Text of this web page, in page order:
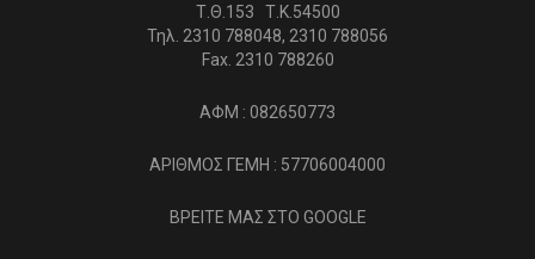
Τ.Θ.153 Τ.Κ.54500
Τηλ. 2310 788048, 2310 788056
Fax. 2310 788260
ΑΦΜ : 082650773
ΑΡΙΘΜΟΣ ΓΕΜΗ : 57706004000
ΒΡΕΙΤΕ ΜΑΣ ΣΤΟ GOOGLE